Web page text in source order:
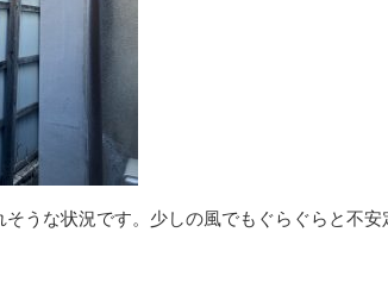
うな状況です。少しの風でもぐらぐらと不安